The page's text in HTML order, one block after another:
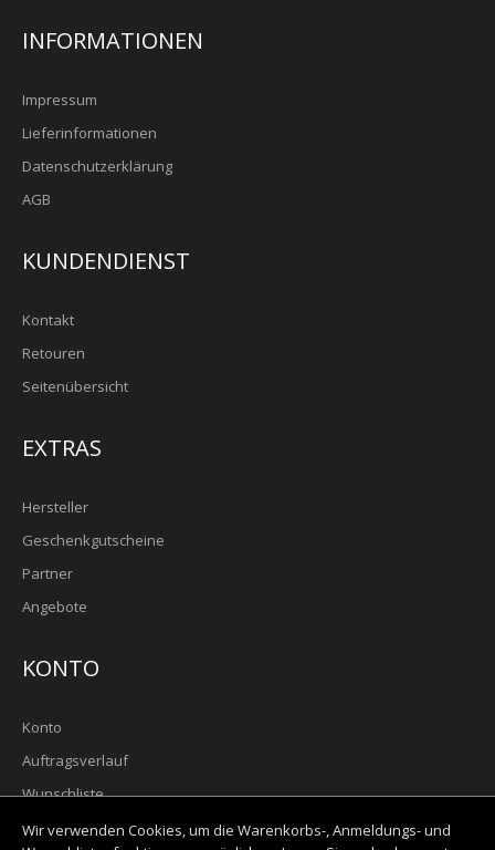
Wir verwenden Cookies, um die Warenkorbs-, Anmeldungs- und
INFORMATIONEN
Impressum
Lieferinformationen
Datenschutzerklärung
AGB
KUNDENDIENST
Kontakt
Retouren
Seitenübersicht
EXTRAS
Hersteller
Geschenkgutscheine
Partner
Angebote
KONTO
Konto
Auftragsverlauf
Wunschliste
Newsletter